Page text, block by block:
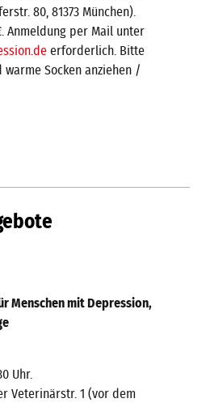
80, 81373 München).
Anmeldung per Mail unter
erforderlich. Bitte
warme Socken anziehen /
Menschen mit Depression,
Uhr.
Veterinärstr. 1 (vor dem